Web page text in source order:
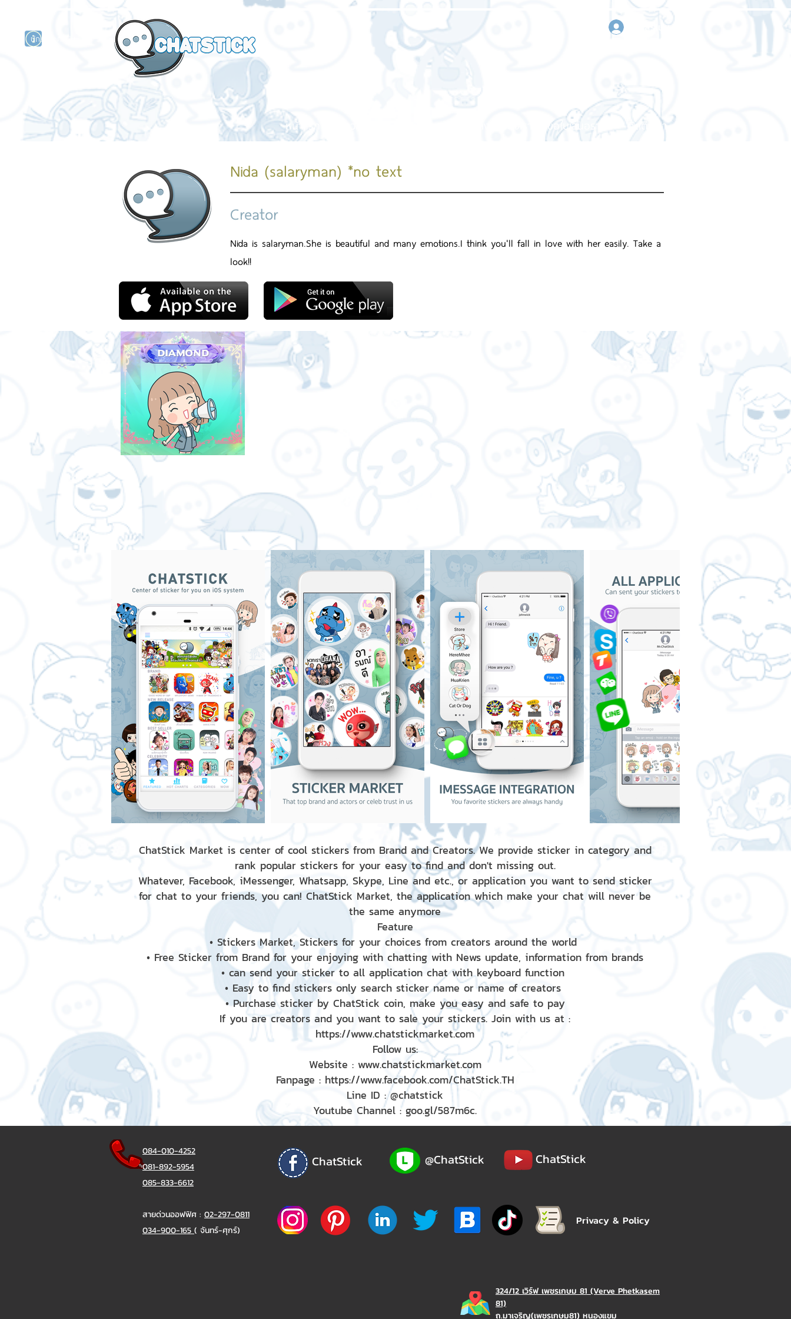
นักแสดงศิลปิน
เข้าสู่ระบบ
หน้าแรก ขอใบเสนอราคา ติดต่อเรา
Nida (salaryman) *no text
Creator
Nida is salaryman.She is beautiful and many emotions.I think you'll fall in love with her easily. Take a
look!!
ChatStick Market is center of cool stickers from Brand and Creators. We provide sticker in category and
rank popular stickers for your easy to find and don't missing out.
Whatever, Facebook, iMessenger, Whatsapp, Skype, Line and etc., or application you want to send sticker
for chat to your friends, you can! ChatStick Market, the application which make your chat will never be
the same anymore
Feature
• Stickers Market, Stickers for your choices from creators around the world
• Free Sticker from Brand for your enjoying with chatting with News update, information from brands
• can send your sticker to all application chat with keyboard function
• Easy to find stickers only search sticker name or name of creators
• Purchase sticker by ChatStick coin, make you easy and safe to pay
If you are creators and you want to sale your stickers. Join with us at :
https://www.chatstickmarket.com
Follow us:
Website : www.chatstickmarket.com
Fanpage : https://www.facebook.com/ChatStick.TH
Line ID : @chatstick
Youtube Channel : goo.gl/587m6c.
084-010-4252
081-892-5954
085-833-6612
สายด่วนออฟฟิศ : 02-297-0811
034-900-165 ( จันทร์-ศุกร์)
ChatStick @ChatStick ChatStick
Privacy & Policy
324/12 เวิร์ฟ เพชรเกษม 81 (Verve Phetkasem
81)
ถ.มาเจริญ(เพชรเกษม81) หนองแขม